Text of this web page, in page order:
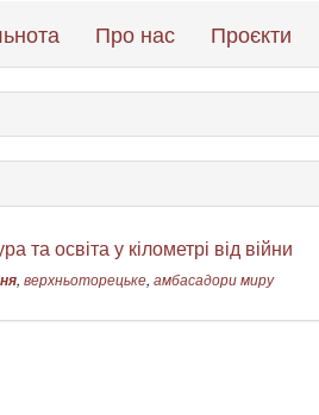
Про нас Проєкти
та освіта у кілометрі від війни
, верхньоторецьке, амбасадори миру